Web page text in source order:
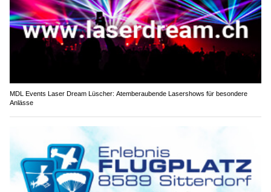
MDL Events Laser Dream Lüscher: Atemberaubende Lasershows für besondere
Anlässe